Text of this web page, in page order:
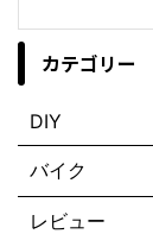
カテゴリー
DIY
バイク
レビュー